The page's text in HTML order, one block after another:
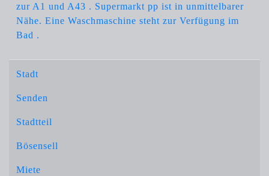
zur A1 und A43 . Supermarkt pp ist in unmittelbarer
Nähe. Eine Waschmaschine steht zur Verfügung im
Bad .
Stadt
Senden
Stadtteil
Bösensell
Miete